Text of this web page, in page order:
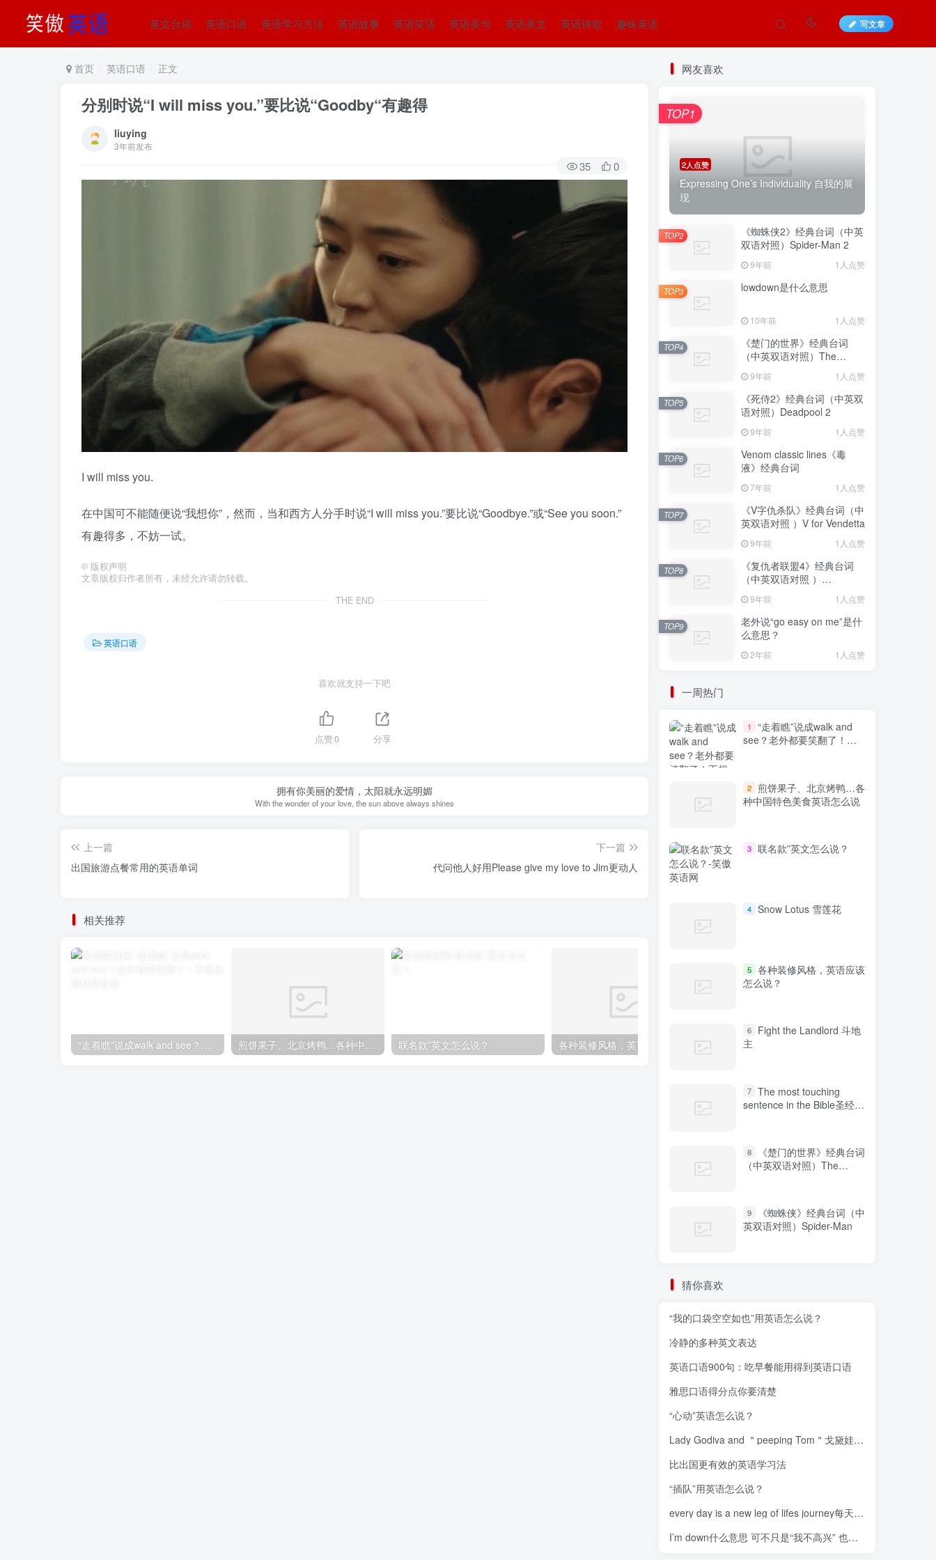
英文台词 英语口语 英语学习方法 英语故事 英语笑话 英语美句 英语美文 英语诗歌 趣味英语 写文章
首页 英语口语 正文
分别时说“I will miss you.”要比说“Goodby“有趣得
liuying
3年前发布
35 0
I will miss you.
在中国可不能随便说“我想你”，然而，当和西方人分手时说“I will miss you.”要比说“Goodbye.”或“See you soon.”
有趣得多，不妨一试。
© 版权声明
文章版权归作者所有，未经允许请勿转载。
THE END
英语口语
喜欢就支持一下吧
点赞0 分享
拥有你美丽的爱情，太阳就永远明媚
With the wonder of your love, the sun above always shines
上一篇
出国旅游点餐常用的英语单词
下一篇
代问他人好用Please give my love to Jim更动人
相关推荐
煎饼果子、北京烤鸭…各种中国特色美食英语怎么说 联名款”英文怎么说？
网友喜欢
2人点赞
Expressing One’s Individuality 自我的展
现
TOP1
《蜘蛛侠2》经典台词（中英
双语对照）Spider-Man 2
9年前 1人点赞
TOP2
lowdown是什么意思
10年前 1人点赞
TOP3
《楚门的世界》经典台词
（中英双语对照）The
9年前 1人点赞
TOP4
《死侍2》经典台词（中英双
语对照）Deadpool 2
9年前 1人点赞
TOP5
Venom classic lines《毒
液》经典台词
7年前 1人点赞
TOP6
《V字仇杀队》经典台词（中
英双语对照 ）V for Vendetta
9年前 1人点赞
TOP7
《复仇者联盟4》经典台词
（中英双语对照 ）
Avengers: Endgame
9年前 1人点赞
TOP8
老外说“go easy on me”是什
么意思？
2年前 1人点赞
TOP9
一周热门
1
“走着瞧”说成walk and
see？老外都要笑翻了！不
2 煎饼果子、北京烤鸭…各
种中国特色美食英语怎么说
3 联名款”英文怎么说？
4 Snow Lotus 雪莲花
5 各种装修风格，英语应该
怎么说？
6
Fight the Landlord 斗地
主
7 The most touching
sentence in the Bible圣经中
8
《楚门的世界》经典台词
（中英双语对照）The
9
《蜘蛛侠》经典台词（中
英双语对照）Spider-Man
猜你喜欢
“我的口袋空空如也”用英语怎么说？
冷静的多种英文表达
英语口语900句：吃早餐能用得到英语口语
雅思口语得分点你要清楚
“心动”英语怎么说？
Lady Godiva and ＂peeping Tom＂戈黛娃夫人与偷窥者
比出国更有效的英语学习法
“插队”用英语怎么说？
every day is a new leg of lifes journey每天都是生命的新旅程
I’m down什么意思 可不只是“我不高兴” 也许你完